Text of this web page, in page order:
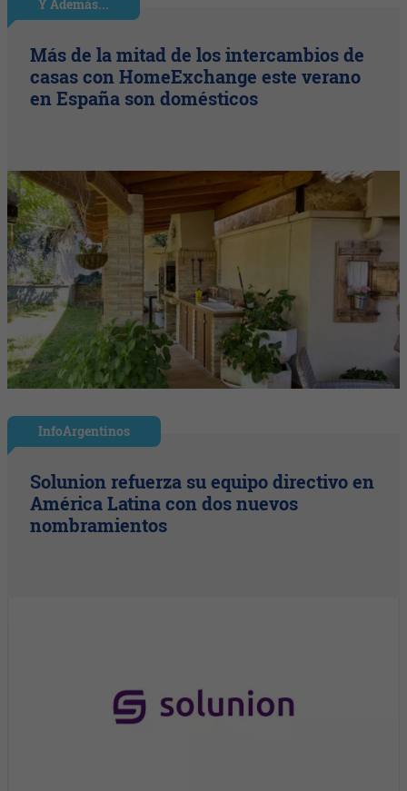
Y Además...
Más de la mitad de los intercambios de
casas con HomeExchange este verano
en España son domésticos
InfoArgentinos
Solunion refuerza su equipo directivo en
América Latina con dos nuevos
nombramientos